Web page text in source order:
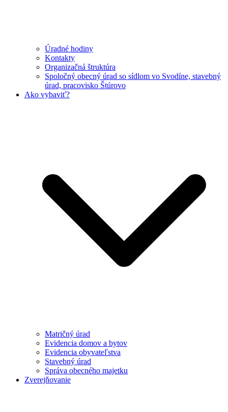
Úradné hodiny
Kontakty
Organizačná štruktúra
Spoločný obecný úrad so sídlom vo Svodíne, stavebný
úrad, pracovisko Štúrovo
Ako vybaviť?
Matričný úrad
Evidencia domov a bytov
Evidencia obyvateľstva
Stavebný úrad
Správa obecného majetku
Zverejňovanie